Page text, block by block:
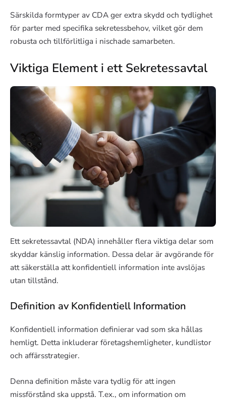
Särskilda formtyper av CDA ger extra skydd och tydlighet
för parter med specifika sekretessbehov, vilket gör dem
robusta och tillförlitliga i nischade samarbeten.
Viktiga Element i ett Sekretessavtal
Ett sekretessavtal (NDA) innehåller flera viktiga delar som
skyddar känslig information. Dessa delar är avgörande för
att säkerställa att konfidentiell information inte avslöjas
utan tillstånd.
Definition av Konfidentiell Information
Konfidentiell information definierar vad som ska hållas
hemligt. Detta inkluderar företagshemligheter, kundlistor
och affärsstrategier.
Denna definition måste vara tydlig för att ingen
missförstånd ska uppstå. T.ex., om information om